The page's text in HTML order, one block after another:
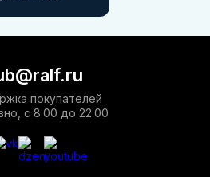
покупателей
с 8:00 до 22:00